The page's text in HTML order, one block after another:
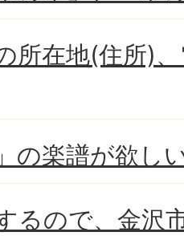
所在地(住所)
の楽譜が欲し
るので、金沢